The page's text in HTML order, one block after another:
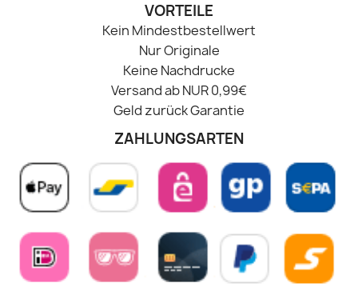
VORTEILE
Kein Mindestbestellwert
Nur Originale
Keine Nachdrucke
Versand ab NUR 0,99€
Geld zurück Garantie
ZAHLUNGSARTEN